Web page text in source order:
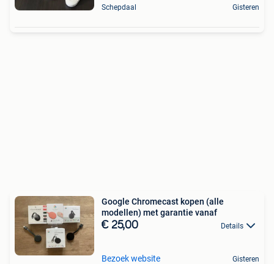
Schepdaal Gisteren
Google Chromecast kopen (alle
modellen) met garantie vanaf
€ 25,00 Details
Bezoek website Gisteren